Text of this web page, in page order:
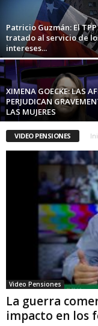
Patricio Guzmán: El TPP
tratado al servicio de
intereses...
XIMENA GOECKE: LAS
PERJUDICAN
LAS MUJERES
VIDEO PENSIONES
Video Pensiones
La guerra
impacto en los